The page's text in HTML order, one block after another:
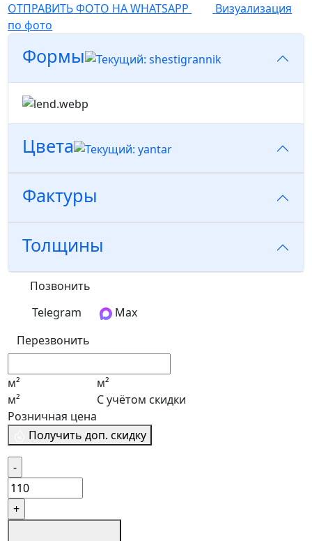
ОТПРАВИТЬ ФОТО НА WHATSAPP
Визуализация
по фото
Формы
Цвета
Фактуры
Толщины
Позвонить
Telegram
Max
Перезвонить
м²
м²
Розничная цена
м²
С учётом скидки
Получить доп. скидку